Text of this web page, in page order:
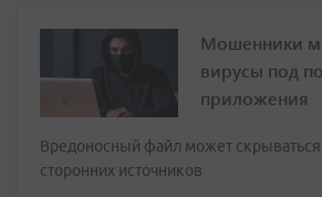
Мошенники
вирусы под
приложения
Вредоносный файл может скрываться
сторонних источников